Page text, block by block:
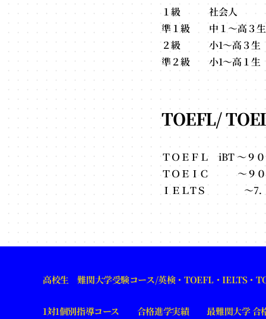
１級 社会人
準１級 中１～高３
２級 小1～高３生
準２級 小1～高１
TOEFL/
ＴＯＥＦＬ iBT ～９
ＴＯＥＩＣ ～９０
ＩＥＬTＳ ～7
高校生 難関大学受験コース/英検・TOEFL・IELTS・
1対1個別指導コース 合格進学実績 最難関大学 合